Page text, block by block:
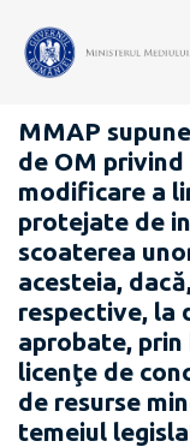
PROIECTE ACTE
MMAP
de OM
modificare a
protejate de
scoaterea
acesteia,
respective, la
aprobate,
licenţe de
de resurse
temeiul
publicării: